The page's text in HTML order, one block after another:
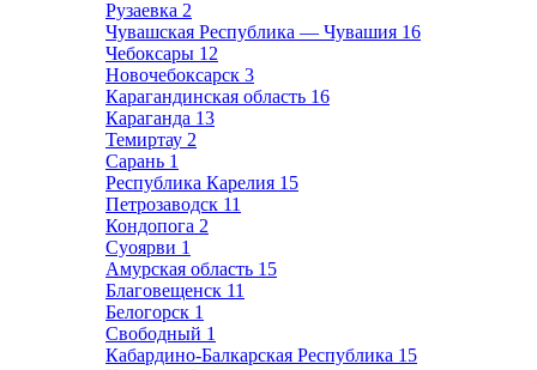
Рузаевка 2
Чувашская Республика — Чувашия 16
Чебоксары 12
Новочебоксарск 3
Карагандинская область 16
Караганда 13
Темиртау 2
Сарань 1
Республика Карелия 15
Петрозаводск 11
Кондопога 2
Суоярви 1
Амурская область 15
Благовещенск 11
Белогорск 1
Свободный 1
Кабардино-Балкарская Республика 15